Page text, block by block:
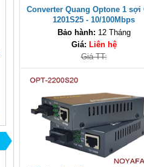
Converter Quang Optone 1 sợi
1201S25 - 10/100Mbps
Bảo hành: 12 Tháng
Giá: Liên hệ
Giá TT: